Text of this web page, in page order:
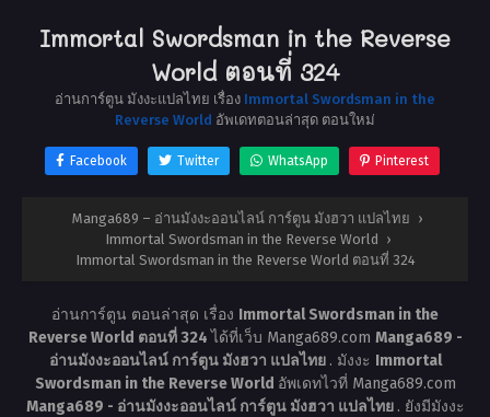
Immortal Swordsman in the Reverse
World ตอนที่ 324
อ่านการ์ตูน มังงะแปลไทย เรื่อง Immortal Swordsman in the
Reverse World อัพเดทตอนล่าสุด ตอนใหม่
Facebook Twitter WhatsApp Pinterest
Manga689 – อ่านมังงะออนไลน์ การ์ตูน มังฮวา แปลไทย ›
Immortal Swordsman in the Reverse World ›
Immortal Swordsman in the Reverse World ตอนที่ 324
อ่านการ์ตูน ตอนล่าสุด เรื่อง Immortal Swordsman in the
Reverse World ตอนที่ 324ได้ที่เว็บ Manga689.com Manga689 -
อ่านมังงะออนไลน์ การ์ตูน มังฮวา แปลไทย . มังงะ Immortal
Swordsman in the Reverse World อัพเดทไวที่ Manga689.com
Manga689 - อ่านมังงะออนไลน์ การ์ตูน มังฮวา แปลไทย . ยังมีมังงะ